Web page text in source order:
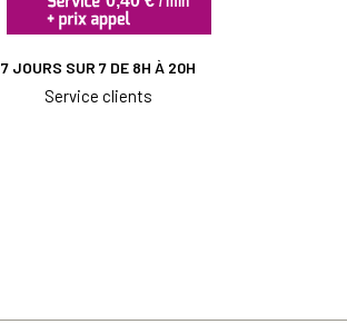
7 JOURS SUR 7 DE 8H À 20H
Service clients